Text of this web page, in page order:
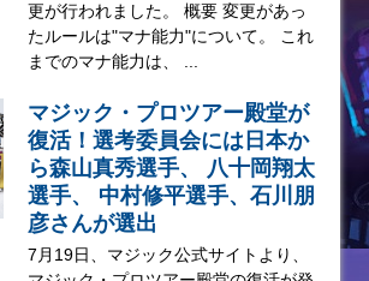
更が行われました。 概要 変更があっ
たルールは"マナ能力"について。 これ
までのマナ能力は、 ...
マジック・プロツアー殿堂が
復活！選考委員会には日本か
ら森山真秀選手、 八十岡翔太
選手、 中村修平選手、石川朋
彦さんが選出
7月19日、マジック公式サイトより、